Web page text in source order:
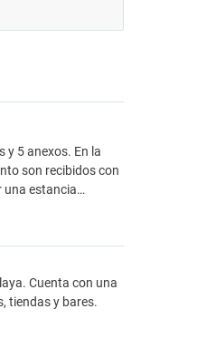
y 5 anexos. En la
son recibidos con
una estancia…
Cuenta con una
tiendas y bares.